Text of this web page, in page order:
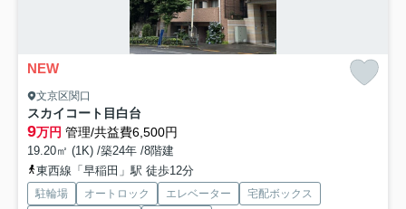
NEW
文京区関口
スカイコート目白台
9万円 管理/共益費6,500円
19.20㎡ (1K) /築24年 /8階建
東西線「早稲田」駅 徒歩12分
駐輪場 オートロック エレベーター
宅配ボックス